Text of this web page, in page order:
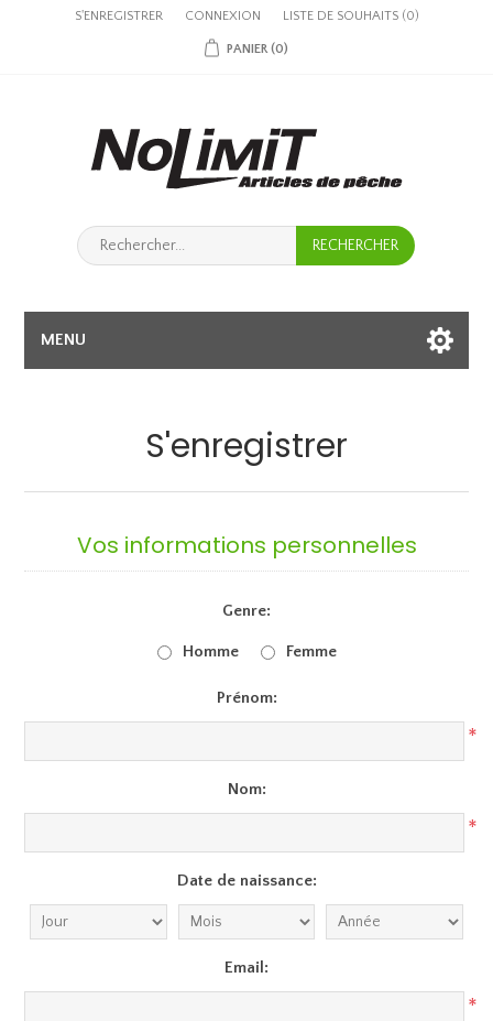
S'ENREGISTRER CONNEXION LISTE DE SOUHAITS (0)
PANIER (0)
MENU
S'enregistrer
Vos informations personnelles
Genre:
Homme Femme
Prénom:
*
Nom:
*
Date de naissance:
Email:
*